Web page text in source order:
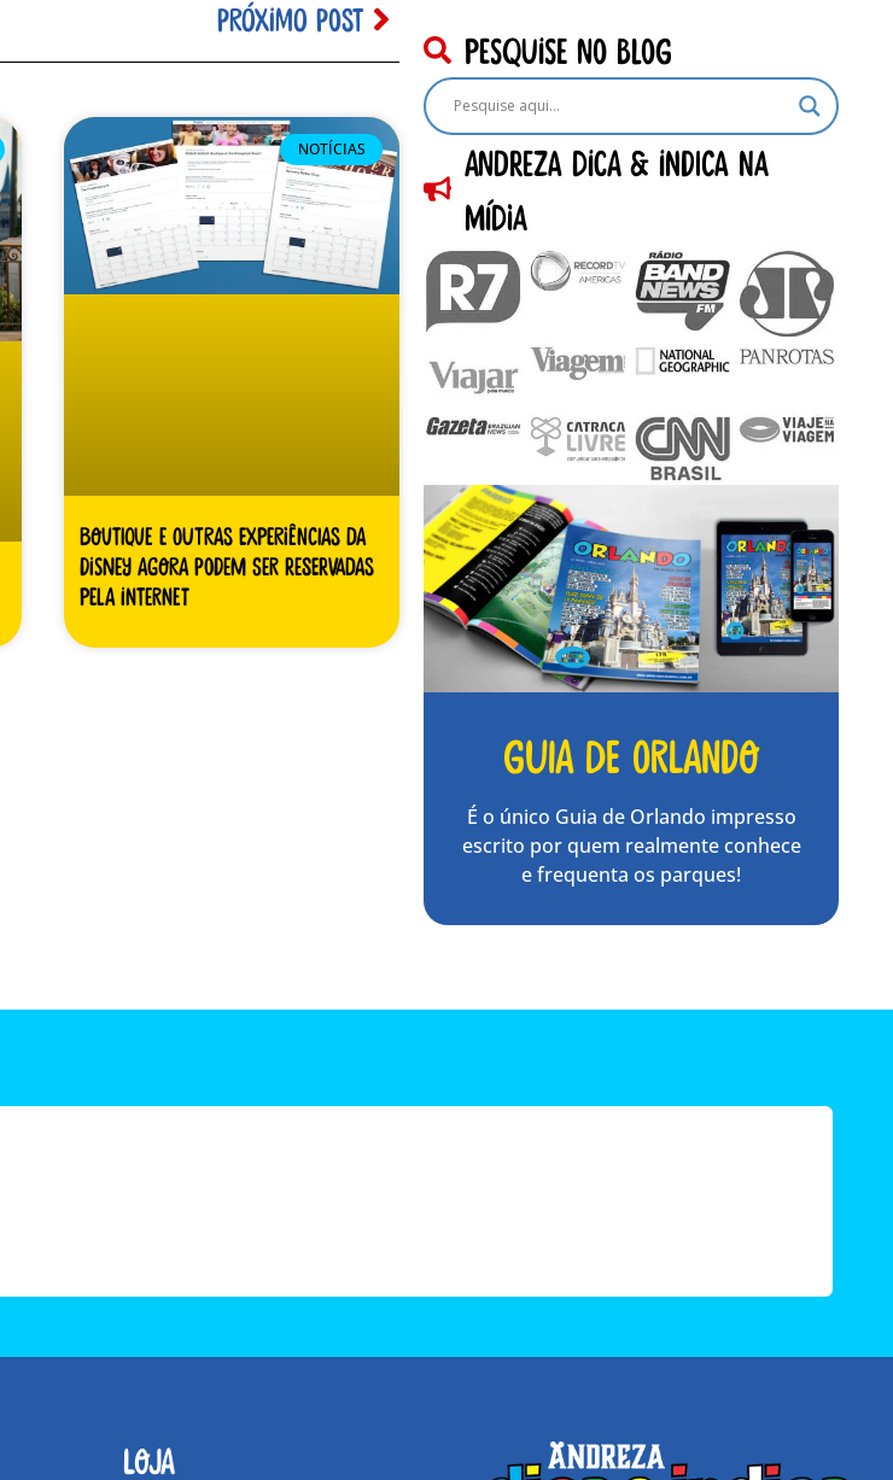
PRÓXIMO POST
NOTÍCIAS
Boutique e outras experiências da
Disney agora podem ser reservadas
pela internet
pesquise no blog
Andreza dica & indica na
Mídia
Guia de Orlando
É o único Guia de Orlando impresso
escrito por quem realmente conhece
e frequenta os parques!
Loja